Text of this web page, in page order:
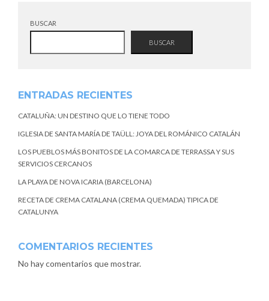
BUSCAR
BUSCAR
ENTRADAS RECIENTES
CATALUÑA: UN DESTINO QUE LO TIENE TODO
IGLESIA DE SANTA MARÍA DE TAÜLL: JOYA DEL ROMÁNICO CATALÁN
LOS PUEBLOS MÁS BONITOS DE LA COMARCA DE TERRASSA Y SUS
SERVICIOS CERCANOS
LA PLAYA DE NOVA ICARIA (BARCELONA)
RECETA DE CREMA CATALANA (CREMA QUEMADA) TIPICA DE
CATALUNYA
COMENTARIOS RECIENTES
No hay comentarios que mostrar.